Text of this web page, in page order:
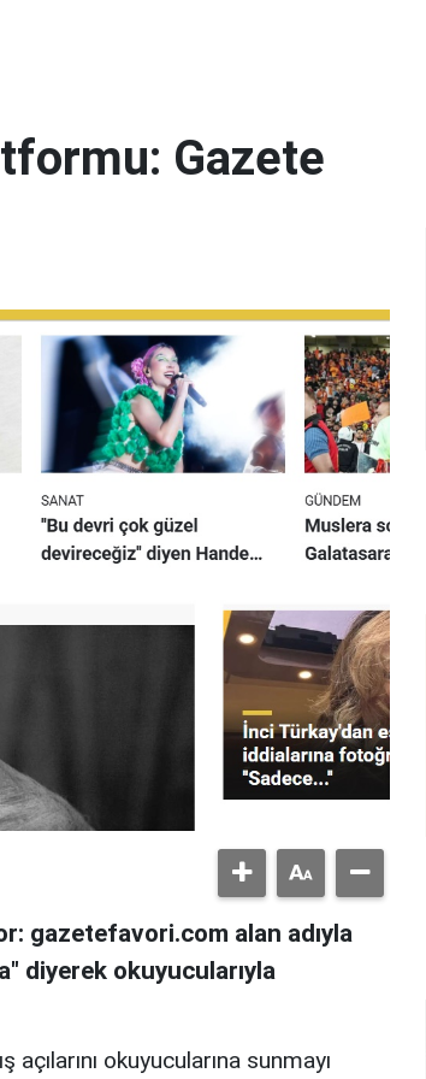
Gazete
gazetefavori.com alan adıyla
diyerek okuyucularıyla
okuyucularına sunmayı